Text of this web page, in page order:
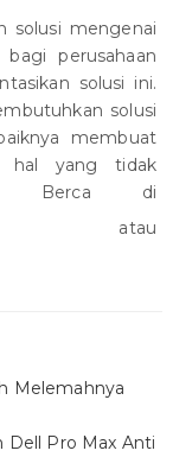
solusi mengenai
bagi perusahaan
solusi ini.
solusi
membuat
hal yang tidak
Berca di
atau
Melemahnya
Dell Pro Max Anti